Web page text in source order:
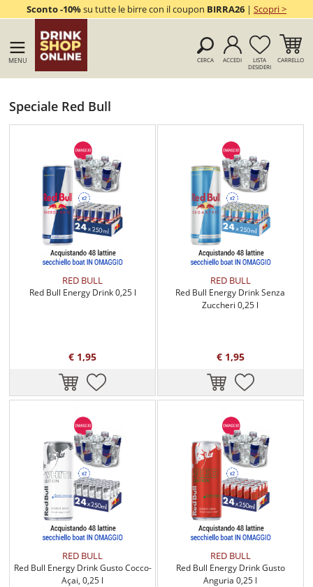
Sconto -10%su tutte le birre con il coupon BIRRA26| Scopri >
MENU CERCA ACCEDI
LISTA
DESIDERI
CARRELLO
Speciale Red Bull
RED BULL
Red Bull Energy Drink 0,25 l
€ 1,95
RED BULL
Red Bull Energy Drink Senza
Zuccheri 0,25 l
€ 1,95
RED BULL
Red Bull Energy Drink Gusto Cocco-
Açai, 0,25 l
RED BULL
Red Bull Energy Drink Gusto
Anguria 0,25 l